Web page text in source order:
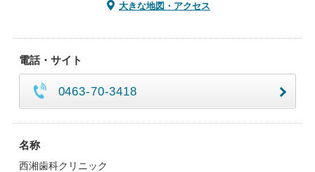
大きな地図・アクセス
電話・サイト
0463-70-3418
名称
西湘歯科クリニック